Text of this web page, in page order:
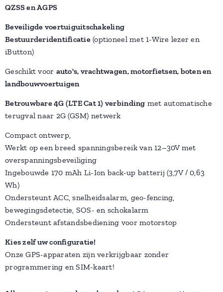
QZSS en AGPS
Beveiligde voertuiguitschakeling
Bestuurderidentificatie(optioneel met 1-Wire lezer en
iButton)
Geschikt voor auto's, vrachtwagen, motorfietsen, boten en
landbouwvoertuigen
Betrouwbare 4G (LTE Cat 1) verbinding met automatische
terugval naar 2G (GSM) netwerk
Compact ontwerp,
Werkt op een breed spanningsbereik van 12–30V met
overspanningsbeveiliging
Ingebouwde 170 mAh Li-Ion back-up batterij (3,7V / 0,63
Wh)
Ondersteunt ACC, snelheidsalarm, geo-fencing,
bewegingsdetectie, SOS- en schokalarm
Ondersteunt afstandsbediening voor motorstop
Kies zelf uw configuratie!
Onze GPS-apparaten zijn verkrijgbaar zonder
programmering en SIM-kaart!